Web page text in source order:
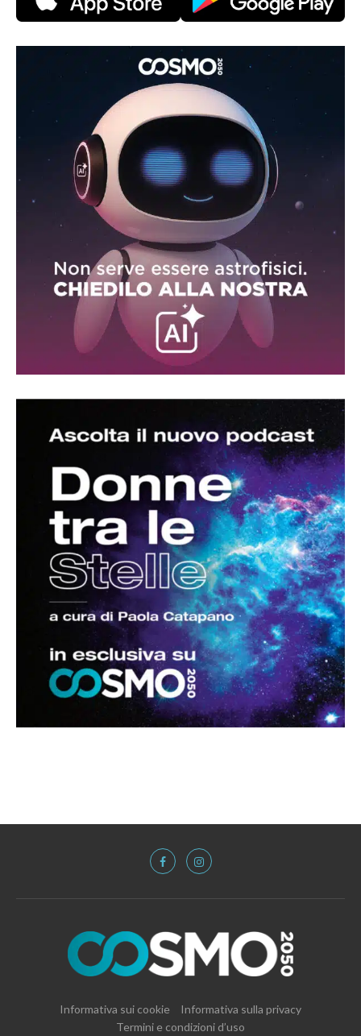
Informativa sui cookie
Informativa sulla privacy
Termini e condizioni d’uso